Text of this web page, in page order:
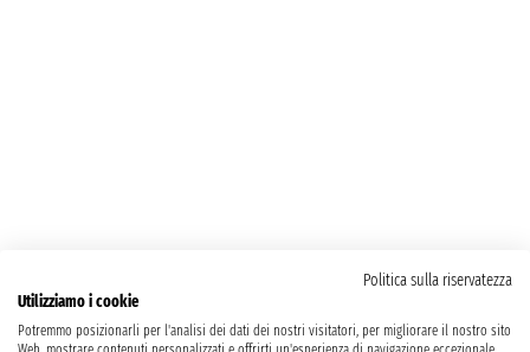
Politica sulla riservatezza
Utilizziamo i cookie
Potremmo posizionarli per l'analisi dei dati dei nostri visitatori, per migliorare il nostro sito